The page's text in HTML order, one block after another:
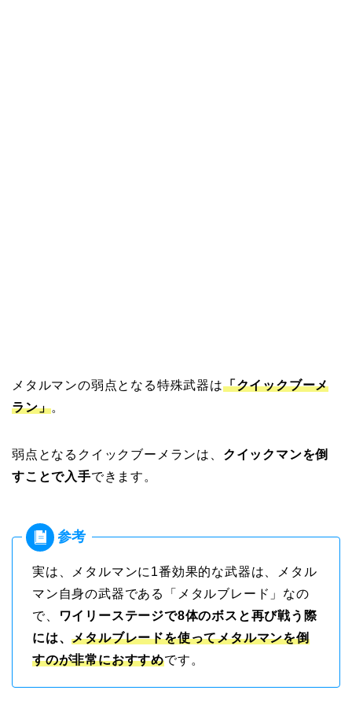
メタルマンの弱点となる特殊武器は「クイックブーメ
ラン」。
弱点となるクイックブーメランは、 クイックマンを倒
すことで入手できます。
実は、メタルマンに1番効果的な武器は、メタル
マン自身の武器である「メタルブレード」なの
で、
ワイリーステージで8体のボスと再び戦う際
には、メタルブレードを使ってメタルマンを倒
すのが非常におすすめです。